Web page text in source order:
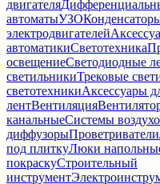
двигателя
автоматыУЗО
электродвигателей
автоматикиСветотехника
освещениеСветодиодные
светильникиТрековые
светотехникиАксессуары
лентВентиляция
канальныеСистемы
диффузорыПроветриватели
под плиткуЛюки
покраскуСтроительный
инструмент